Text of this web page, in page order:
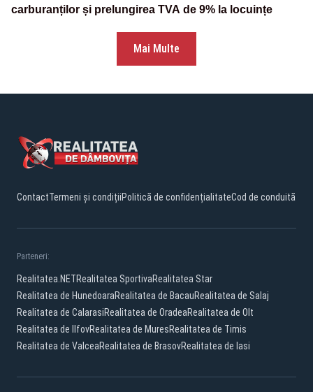
carburanților și prelungirea TVA de 9% la locuințe
Mai Multe
ContactTermeni și condițiiPolitică de confidențialitateCod de conduită
Parteneri:
Realitatea.NETRealitatea SportivaRealitatea Star
Realitatea de HunedoaraRealitatea de BacauRealitatea de Salaj
Realitatea de CalarasiRealitatea de OradeaRealitatea de Olt
Realitatea de IlfovRealitatea de MuresRealitatea de Timis
Realitatea de ValceaRealitatea de BrasovRealitatea de Iasi